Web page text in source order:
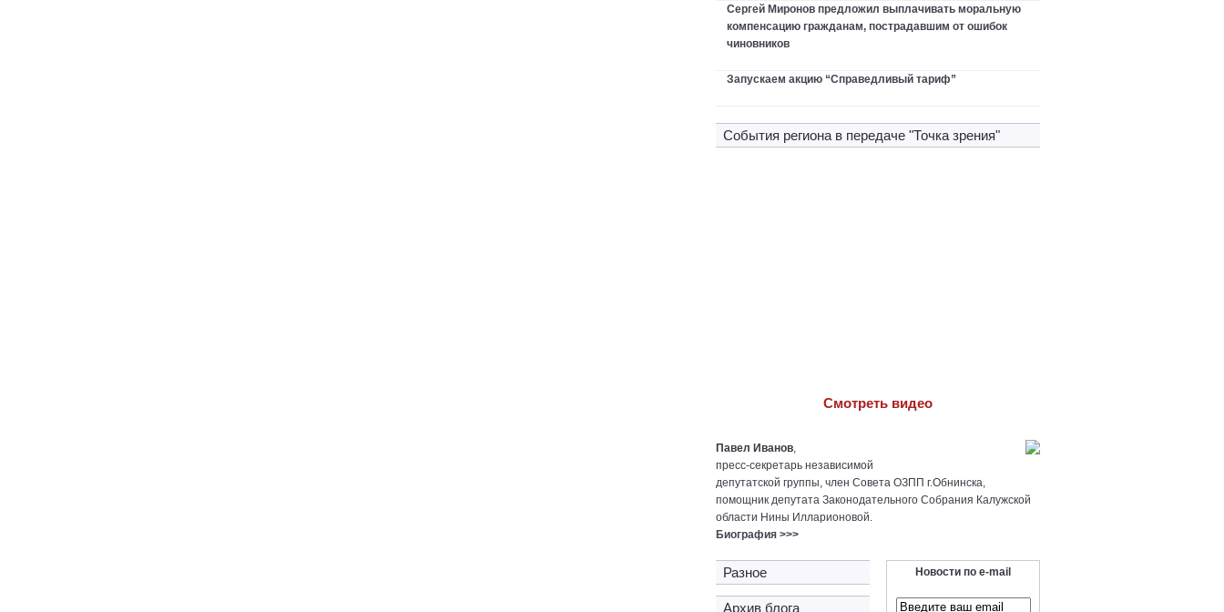
Сергей Миронов предложил выплачивать моральную
компенсацию гражданам, пострадавшим от ошибок
чиновников
Запускаем акцию “Справедливый тариф”
Cобытия региона в передачe "Точка зрения"
Cмотреть видео
Павел Иванов,
пресс-секретарь независимой
депутатской группы, член Совета ОЗПП г.Обнинска,
помощник депутата Законодательного Собрания Калужской
области Нины Илларионовой.
Биография >>>
Разное
Архив блога
Новости по e-mail